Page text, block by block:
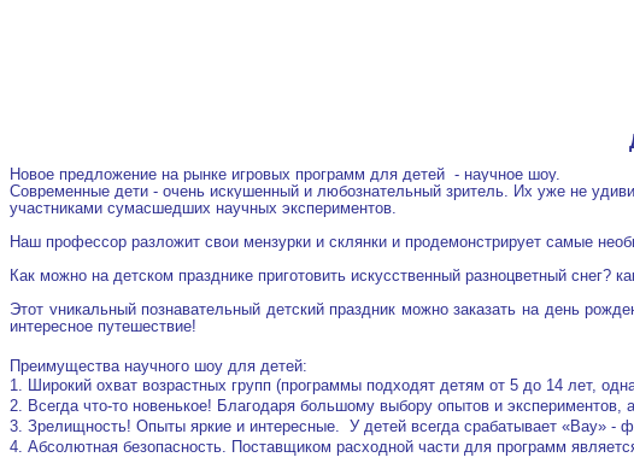
Новое предложение на рынке игровых программ для детей - научное шоу.
Современные дети - очень искушенный и любознательный зритель. Их уже не
участниками сумасшедших научных экспериментов.
Наш профессор разложит свои мензурки и склянки и продемонстрирует самые
Как можно на детском празднике приготовить искусственный разноцветный снег?
Этот уникальный познавательный детский праздник можно заказать на день
интересное путешествие!
Преимущества научного шоу для детей:
1. Широкий охват возрастных групп (программы подходят детям от 5 до 14 лет,
2. Всегда что-то новенькое! Благодаря большому выбору опытов и экспериментов,
3. Зрелищность! Опыты яркие и интересные. У детей всегда срабатывает «Вау» -
4. Абсолютная безопасность. Поставщиком расходной части для программ